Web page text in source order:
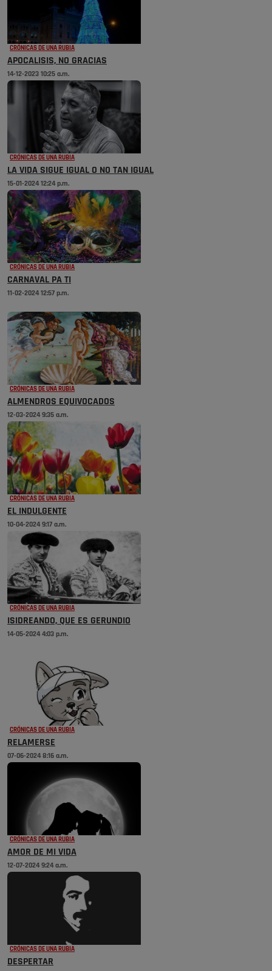
CRÓNICAS DE UNA RUBIA
APOCALISIS, NO GRACIAS
14-12-2023 10:25 a.m.
CRÓNICAS DE UNA RUBIA
LA VIDA SIGUE IGUAL O NO TAN IGUAL
15-01-2024 12:24 p.m.
CRÓNICAS DE UNA RUBIA
CARNAVAL PA TI
11-02-2024 12:57 p.m.
CRÓNICAS DE UNA RUBIA
ALMENDROS EQUIVOCADOS
12-03-2024 9:35 a.m.
CRÓNICAS DE UNA RUBIA
EL INDULGENTE
10-04-2024 9:17 a.m.
CRÓNICAS DE UNA RUBIA
ISIDREANDO, QUE ES GERUNDIO
14-05-2024 4:03 p.m.
CRÓNICAS DE UNA RUBIA
RELAMERSE
07-06-2024 8:16 a.m.
CRÓNICAS DE UNA RUBIA
AMOR DE MI VIDA
12-07-2024 9:24 a.m.
CRÓNICAS DE UNA RUBIA
DESPERTAR